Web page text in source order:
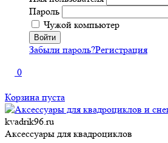
Пароль
Чужой компьютер
Забыли пароль?Регистрация
0
Корзина пуста
kvadrik96.ru
Аксессуары для квадроциклов